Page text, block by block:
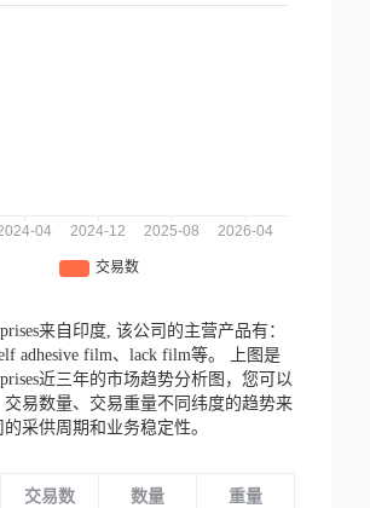
来自印度, 该公司的主营产品有：
adhesive film、lack film等。
上图是
近三年的市场趋势分析图，您可以
交易数量、交易重量不同纬度的趋势来
的采供周期和业务稳定性。
交易数 数量 重量